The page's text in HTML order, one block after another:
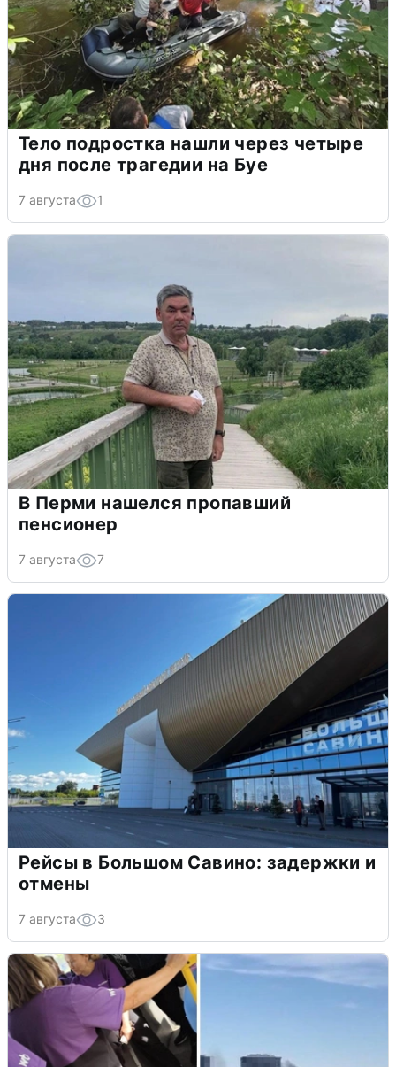
Тело подростка нашли через четыре
дня после трагедии на Буе
7 августа 1
В Перми нашелся пропавший
пенсионер
7 августа 7
Рейсы в Большом Савино: задержки и
отмены
7 августа 3